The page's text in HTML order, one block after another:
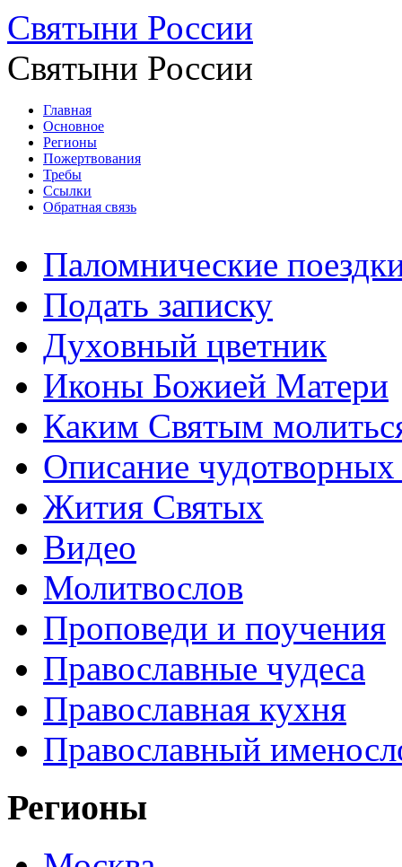
Святыни России
Святыни России
Главная
Основное
Регионы
Пожертвования
Требы
Ссылки
Обратная связь
Паломнические
Подать записку
Духовный цветник
Иконы Божией Матери
Каким Святым
Описание
Жития Святых
Видео
Молитвослов
Проповеди и поучения
Православные чудеса
Православная кухня
Православный
Регионы